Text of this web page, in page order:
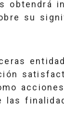
obtendrá
su
las